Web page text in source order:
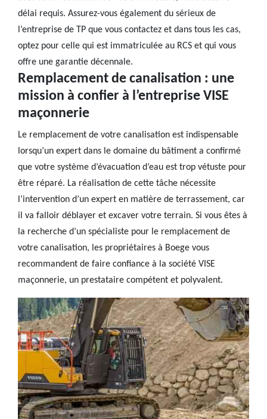
délai requis. Assurez-vous également du sérieux de
l’entreprise de TP que vous contactez et dans tous les cas,
optez pour celle qui est immatriculée au RCS et qui vous
offre une garantie décennale.
Remplacement de canalisation : une
mission à confier à l’entreprise VISE
maçonnerie
Le remplacement de votre canalisation est indispensable
lorsqu’un expert dans le domaine du bâtiment a confirmé
que votre système d’évacuation d’eau est trop vétuste pour
être réparé. La réalisation de cette tâche nécessite
l’intervention d’un expert en matière de terrassement, car
il va falloir déblayer et excaver votre terrain. Si vous êtes à
la recherche d’un spécialiste pour le remplacement de
votre canalisation, les propriétaires à Boege vous
recommandent de faire confiance à la société VISE
maçonnerie, un prestataire compétent et polyvalent.